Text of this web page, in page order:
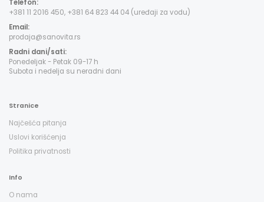
Telefon:
+381 11 2016 450, +381 64 823 44 04 (uređaji za vodu)
Email:
prodaja@sanovita.rs
Radni dani/sati:
Ponedeljak - Petak 09-17 h
Subota i nedelja su neradni dani
Stranice
Najčešća pitanja
Uslovi korišćenja
Politika privatnosti
Info
O nama